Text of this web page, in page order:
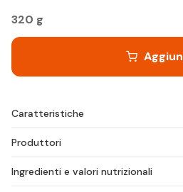
320 g
Caratteristiche
Produttori
Ingredienti e valori nutrizionali